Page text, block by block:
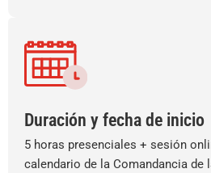
Duración y fecha de inicio
5 horas presenciales + sesión
calendario de la Comandancia de